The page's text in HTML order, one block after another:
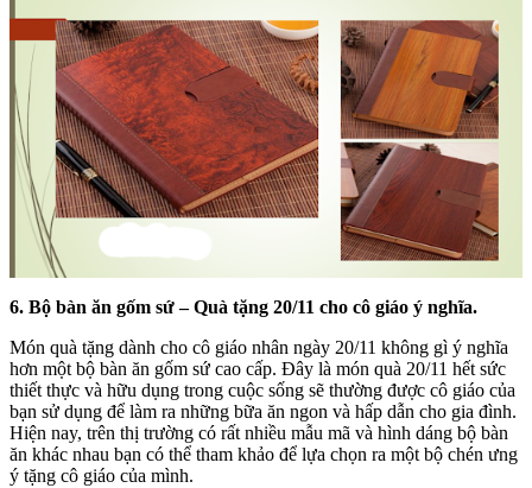
6. Bộ bàn ăn gốm sứ – Quà tặng 20/11 cho cô giáo ý nghĩa.
Món quà tặng dành cho cô giáo nhân ngày 20/11 không gì ý nghĩa
hơn một bộ bàn ăn gốm sứ cao cấp. Đây là món quà 20/11 hết sức
thiết thực và hữu dụng trong cuộc sống sẽ thường được cô giáo của
bạn sử dụng để làm ra những bữa ăn ngon và hấp dẫn cho gia đình.
Hiện nay, trên thị trường có rất nhiều mẫu mã và hình dáng bộ bàn
ăn khác nhau bạn có thể tham khảo để lựa chọn ra một bộ chén ưng
ý tặng cô giáo của mình.